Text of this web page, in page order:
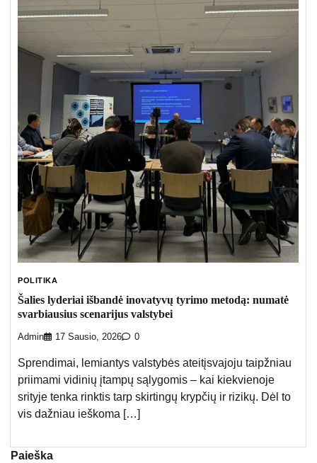
POLITIKA
Šalies lyderiai išbandė inovatyvų tyrimo metodą: numatė
svarbiausius scenarijus valstybei
Admin 17 Sausio, 2026 0
Sprendimai, lemiantys valstybės ateitįsvajoju taipžniau
priimami vidinių įtampų sąlygomis – kai kiekvienoje
srityje tenka rinktis tarp skirtingų krypčių ir rizikų. Dėl to
vis dažniau ieškoma […]
Paieška